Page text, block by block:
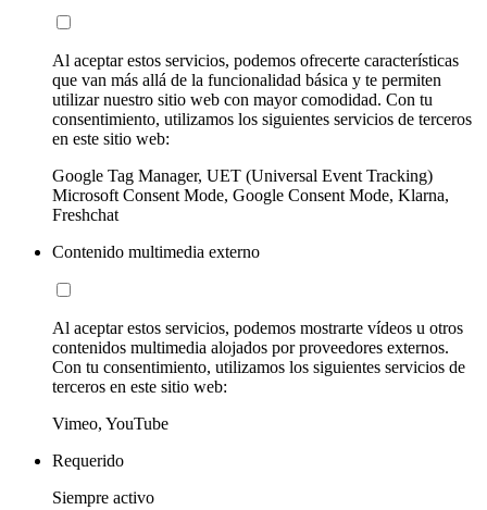
Al aceptar estos servicios, podemos ofrecerte características
que van más allá de la funcionalidad básica y te permiten
utilizar nuestro sitio web con mayor comodidad. Con tu
consentimiento, utilizamos los siguientes servicios de terceros
en este sitio web:
Google Tag Manager, UET (Universal Event Tracking)
Microsoft Consent Mode, Google Consent Mode, Klarna,
Freshchat
Contenido multimedia externo
Al aceptar estos servicios, podemos mostrarte vídeos u otros
contenidos multimedia alojados por proveedores externos.
Con tu consentimiento, utilizamos los siguientes servicios de
terceros en este sitio web:
Vimeo, YouTube
Requerido
Siempre activo